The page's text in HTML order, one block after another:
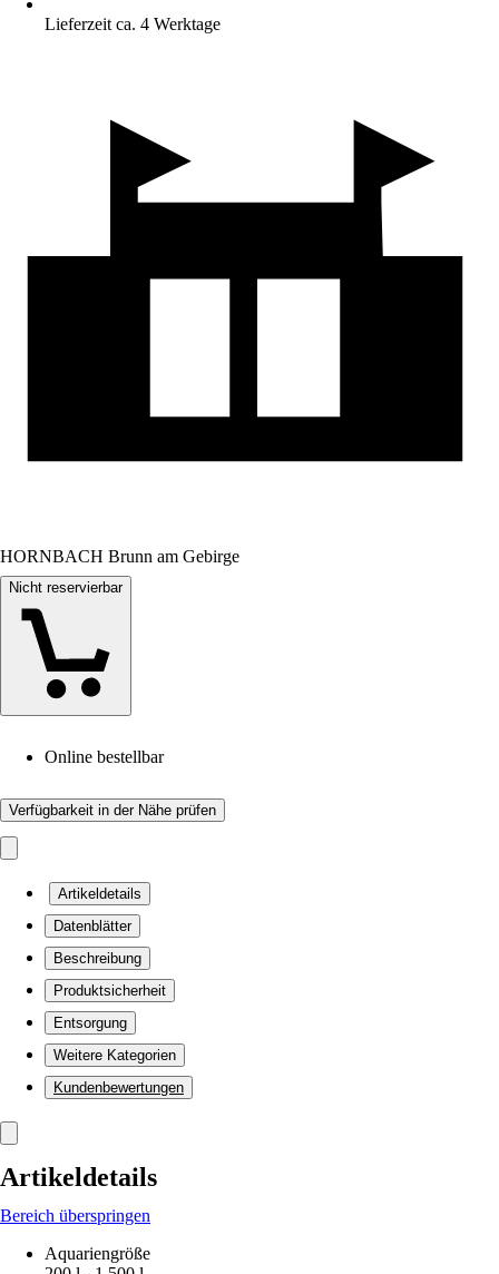
Lieferzeit ca. 4 Werktage
HORNBACH Brunn am Gebirge
Nicht reservierbar
Online bestellbar
Verfügbarkeit in der Nähe prüfen
Artikeldetails
Datenblätter
Beschreibung
Produktsicherheit
Entsorgung
Weitere Kategorien
Kundenbewertungen
Artikeldetails
Bereich überspringen
Aquariengröße